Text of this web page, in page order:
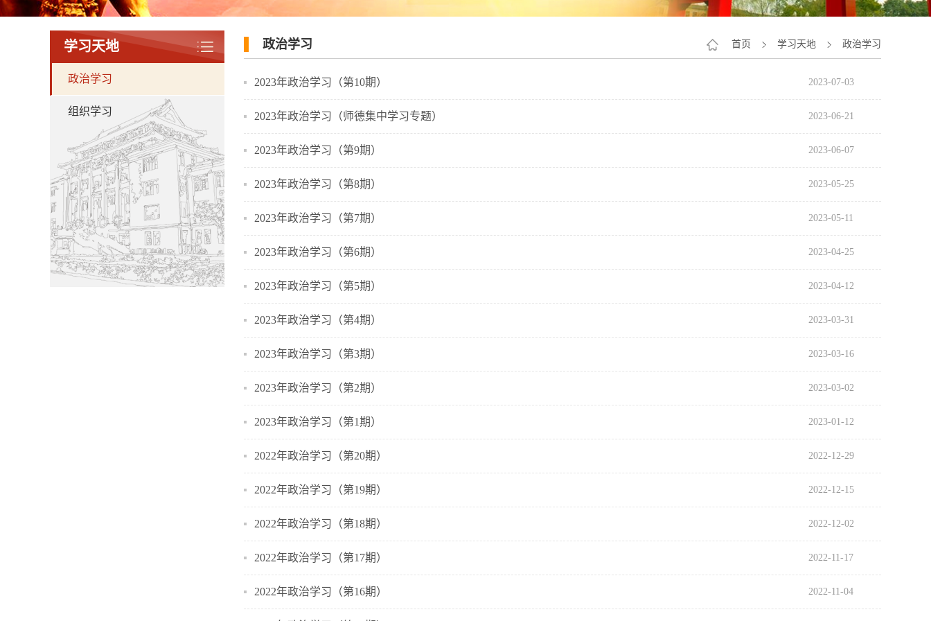
学习天地
政治学习
组织学习
政治学习 首页 学习天地 政治学习
2023-07-03
2023年政治学习（第10期）
2023-06-21
2023年政治学习（师德集中学习专题）
2023-06-07
2023年政治学习（第9期）
2023-05-25
2023年政治学习（第8期）
2023-05-11
2023年政治学习（第7期）
2023-04-25
2023年政治学习（第6期）
2023-04-12
2023年政治学习（第5期）
2023-03-31
2023年政治学习（第4期）
2023-03-16
2023年政治学习（第3期）
2023-03-02
2023年政治学习（第2期）
2023-01-12
2023年政治学习（第1期）
2022-12-29
2022年政治学习（第20期）
2022-12-15
2022年政治学习（第19期）
2022-12-02
2022年政治学习（第18期）
2022-11-17
2022年政治学习（第17期）
2022-11-04
2022年政治学习（第16期）